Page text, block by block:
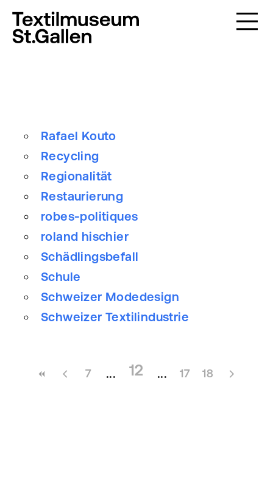
Rafael Kouto
Recycling
Regionalität
Restaurierung
robes-politiques
roland hischier
Schädlingsbefall
Schule
Schweizer Modedesign
Schweizer Textilindustrie
7 12 17 18